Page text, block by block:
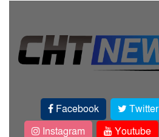
Facebook Twitter
Instagram
Youtube